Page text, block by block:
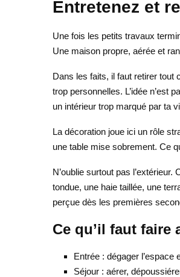
Entretenez et
Une fois les petits travaux
Une maison propre, aérée et
Dans les faits, il faut retirer tout
trop personnelles. L’idée n’est
un intérieur trop marqué par ta
La décoration joue ici un rôle
une table mise sobrement. Ce
N’oublie surtout pas
tondue, une haie taillée, une
perçue dès les premières
Ce qu’il faut faire
Entrée : dégager l’espace
Séjour : aérer,